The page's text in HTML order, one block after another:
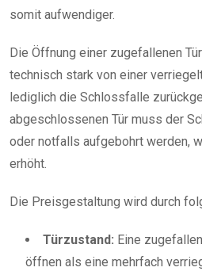
somit aufwendiger.
Die Öffnung einer zugefallenen
technisch stark von einer
lediglich die Schlossfalle
abgeschlossenen Tür muss der
oder notfalls aufgebohrt werden,
erhöht.
Die Preisgestaltung wird durch
Türzustand: Eine
öffnen als eine mehrfach